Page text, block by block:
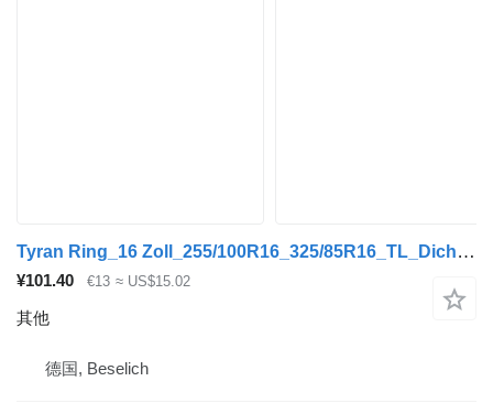
Tyran Ring_16 Zoll_255/100R16_325/85R16_TL_Dichtring_Neuwertig
¥101.40 €13 ≈ US$15.02
其他
德国, Beselich